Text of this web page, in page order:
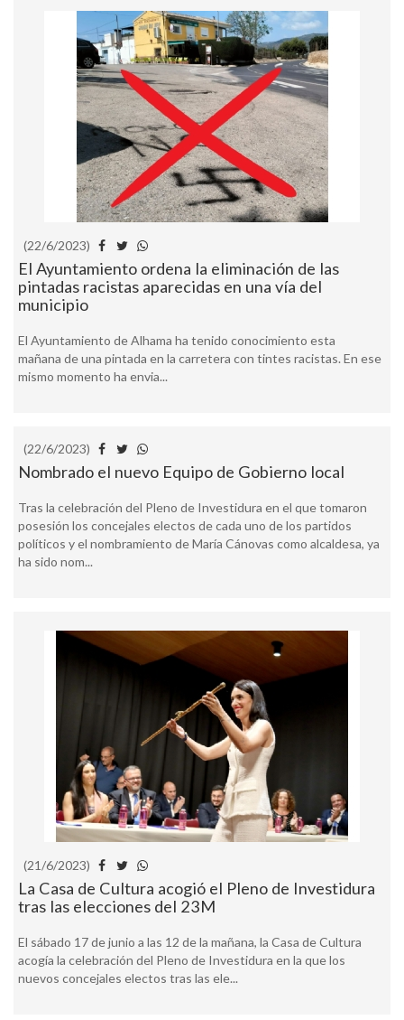
(22/6/2023)
El Ayuntamiento ordena la eliminación de las
pintadas racistas aparecidas en una vía del
municipio
El Ayuntamiento de Alhama ha tenido conocimiento esta
mañana de una pintada en la carretera con tintes racistas. En ese
mismo momento ha envia...
(22/6/2023)
Nombrado el nuevo Equipo de Gobierno local
Tras la celebración del Pleno de Investidura en el que tomaron
posesión los concejales electos de cada uno de los partidos
políticos y el nombramiento de María Cánovas como alcaldesa, ya
ha sido nom...
(21/6/2023)
La Casa de Cultura acogió el Pleno de Investidura
tras las elecciones del 23M
El sábado 17 de junio a las 12 de la mañana, la Casa de Cultura
acogía la celebración del Pleno de Investidura en la que los
nuevos concejales electos tras las ele...